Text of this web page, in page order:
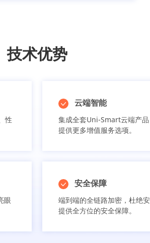
技术优势
性
云端智能
集成全套Uni-Smart云端产
提供更多增值服务选项。
眼
安全保障
端到端的全链路加密，杜绝
提供全方位的安全保障。